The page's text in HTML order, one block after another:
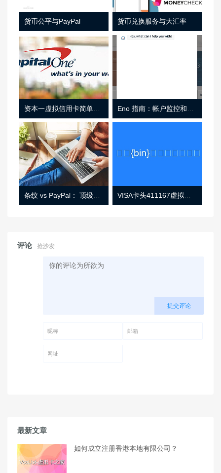
货币公平与PayPal 货币兑换服务与大汇率
资本一虚拟信用卡简单介绍
条纹 vs PayPal： 顶级功能， 定价 （和更多！ VISA卡头411167虚拟卡基础信息
评论 抢沙发
提交评论
最新文章
如何成立注册香港本地有限公司？